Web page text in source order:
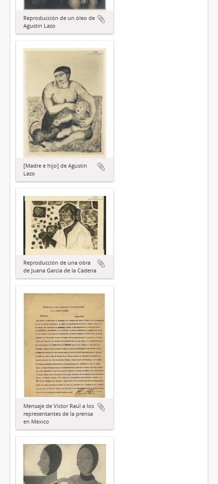
Reproducción de un óleo de
Agustín Lazo
[Madre e hijo] de Agustín
Lazo
Reproducción de una obra
de Juana García de la Cadena
Mensaje de Víctor Raúl a los
representantes de la prensa
en México